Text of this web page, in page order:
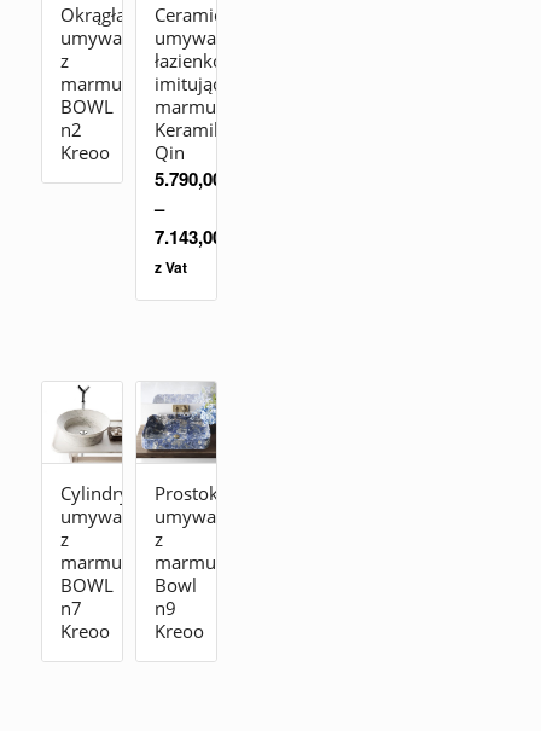
Okrągła
umywalka
z
marmuru
BOWL
n2
Kreoo
Ceramiczna
umywalka
łazienkowa
imitująca
marmur
Keramik
Qin
5.790,00
–
7.143,00
z Vat
Cylindryczna
umywalka
z
marmuru
BOWL
n7
Kreoo
Prostokątna
umywalka
z
marmuru
Bowl
n9
Kreoo